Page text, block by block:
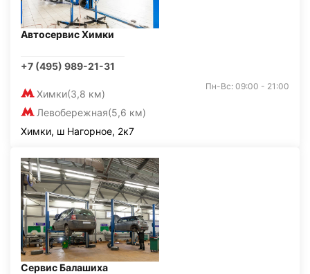
Автосервис Химки
+7 (495) 989-21-31
Химки(3,8 км)
Левобережная(5,6 км)
Пн-Вс: 09:00 - 21:00
Химки, ш Нагорное, 2к7
Сервис Балашиха